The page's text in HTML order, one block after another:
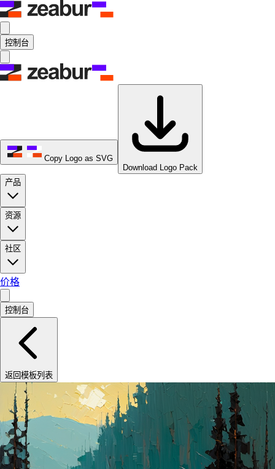
控制台
Copy Logo as SVG
Download Logo Pack
产品
资源
社区
价格
控制台
返回模板列表